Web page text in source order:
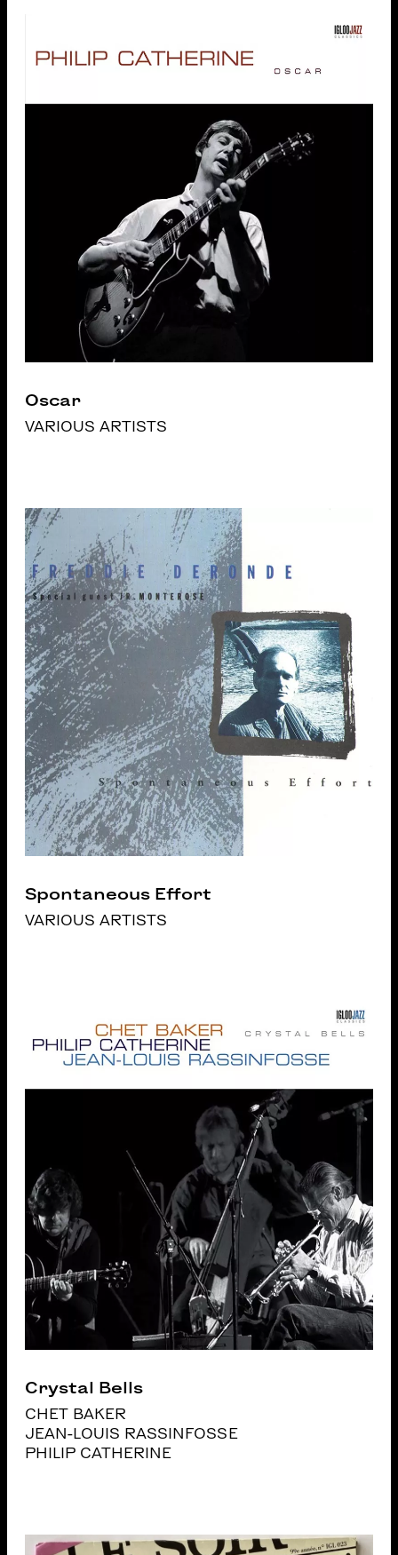
Oscar
VARIOUS ARTISTS
Spontaneous Effort
VARIOUS ARTISTS
Crystal Bells
CHET BAKER
JEAN-LOUIS RASSINFOSSE
PHILIP CATHERINE